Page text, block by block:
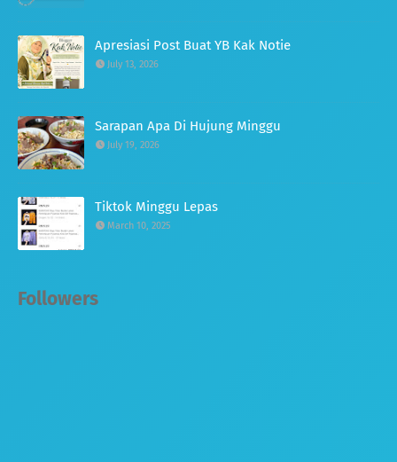
Apresiasi Post Buat YB Kak Notie
July 13, 2026
Sarapan Apa Di Hujung Minggu
July 19, 2026
Tiktok Minggu Lepas
March 10, 2025
Followers